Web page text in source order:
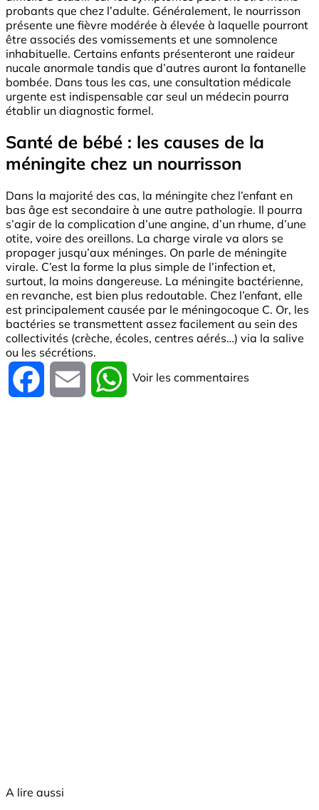
probants que chez l’adulte. Généralement, le nourrisson
présente une fièvre modérée à élevée à laquelle pourront
être associés des vomissements et une somnolence
inhabituelle. Certains enfants présenteront une raideur
nucale anormale tandis que d’autres auront la fontanelle
bombée. Dans tous les cas, une consultation médicale
urgente est indispensable car seul un médecin pourra
établir un diagnostic formel.
Santé de bébé : les causes de la
méningite chez un nourrisson
Dans la majorité des cas, la méningite chez l’enfant en
bas âge est secondaire à une autre pathologie. Il pourra
s’agir de la complication d’une angine, d’un rhume, d’une
otite, voire des oreillons. La charge virale va alors se
propager jusqu’aux méninges. On parle de méningite
virale. C’est la forme la plus simple de l’infection et,
surtout, la moins dangereuse. La méningite bactérienne,
en revanche, est bien plus redoutable. Chez l’enfant, elle
est principalement causée par le méningocoque C. Or, les
bactéries se transmettent assez facilement au sein des
collectivités (crèche, écoles, centres aérés…) via la salive
ou les sécrétions.
Facebook Email WhatsApp
Voir les commentaires
A lire aussi